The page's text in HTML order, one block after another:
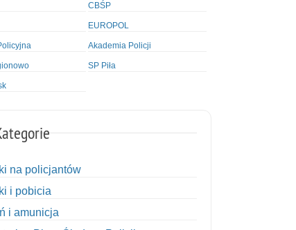
CBŚP
EUROPOL
Akademia Policji
SP Piła
na policjantów
i pobicia
i amunicja